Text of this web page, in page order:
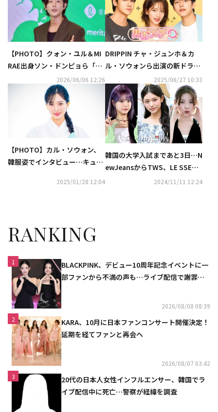
【PHOTO】クォン・ユル＆MI
RAE出身ソン・ドンピョら「第
23回ソウル国際環境映画祭」の
イベントに出席
2026/06/06 12:26
DRIPPIN チャ・ジュンホ＆カ
ル・ソウォンら出演の新ドラマ
「男主サーチ」ABEMAで日韓同
時・独占配信スタート！
2025/06/27 10:33
【PHOTO】カル・ソウォン、
韓服姿でインタビュー…キュー
2025/01/28 12:04
韓国の大学入試まであと3日…N
ewJeansからTWS、LE SSERA
FIMまで、2006年生まれのアイ
2024/11/11 12:24
RANKING
1
BLACKPINK、デビュー10周年記念イベントに一
部ファンから不満の声も…ライブ配信で謝罪
2026/08/08 08:39
2
KARA、10月に日本ファンコンサート開催決定！
延期を経てファンと再会へ
2026/08/07 03:42
3
20代の日本人女性インフルエンサー、韓国でラ
イブ配信中に死亡…警察が経緯を調査